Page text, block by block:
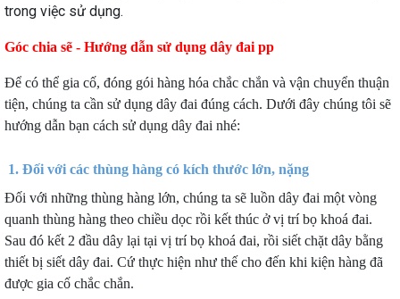
trong việc sử dụng.
Góc chia sẽ - Hướng dẫn sử dụng dây đai pp
Để có thể gia cố, đóng gói hàng hóa chắc chắn và vận chuyển thuận
tiện, chúng ta cần sử dụng dây đai đúng cách. Dưới đây chúng tôi sẽ
hướng dẫn bạn cách sử dụng dây đai nhé:
1. Đối với các thùng hàng có kích thước lớn, nặng
Đối với những thùng hàng lớn, chúng ta sẽ luồn dây đai một vòng
quanh thùng hàng theo chiều dọc rồi kết thúc ở vị trí bọ khoá đai.
Sau đó kết 2 đầu dây lại tại vị trí bọ khoá đai, rồi siết chặt dây bằng
thiết bị siết dây đai. Cứ thực hiện như thế cho đến khi kiện hàng đã
được gia cố chắc chắn.